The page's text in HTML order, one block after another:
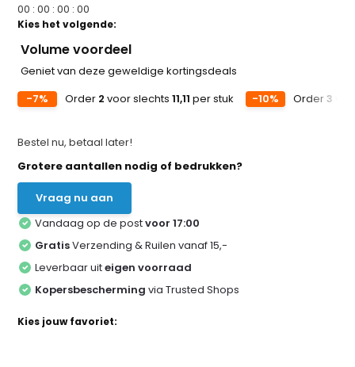
00 :00 :00 :00
Kies het volgende:
Volume voordeel
Geniet van deze geweldige kortingsdeals
-7%
Order 2 voor slechts11,11 per stuk -10% Order3
Bestel nu, betaal later!
Grotere aantallen nodig of bedrukken?
Vraag nu aan
Vandaag op de postvoor 17:00
GratisVerzending & Ruilen vanaf 15,-
Leverbaar uiteigen voorraad
Kopersbescherming via Trusted Shops
Kies jouw favoriet: